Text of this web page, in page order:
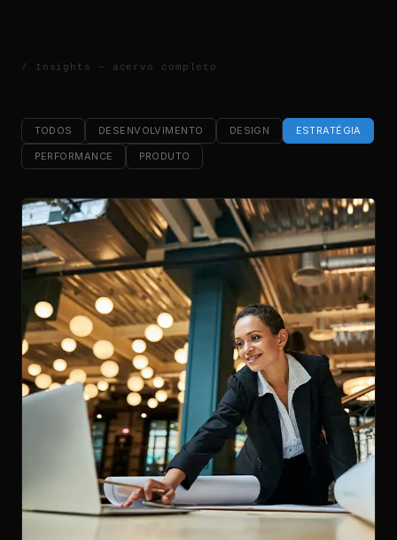
TODOS DESENVOLVIMENTO DESIGN ESTRATÉGIA
PERFORMANCE PRODUTO